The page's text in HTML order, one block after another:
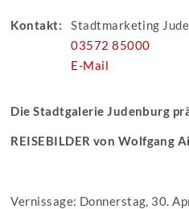
Kontakt:
Stadtmarketing
03572 85000
E-Mail
Die Stadtgalerie Judenburg
REISEBILDER von Wolfgang
Vernissage: Donnerstag, 30.